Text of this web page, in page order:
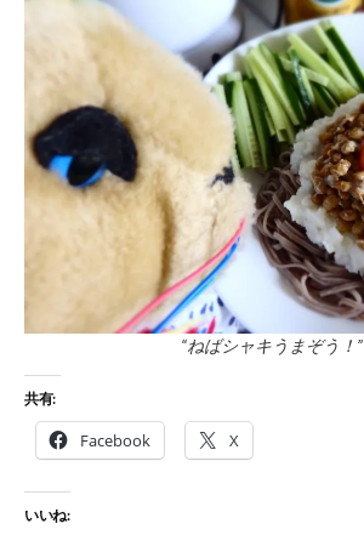
“ねばシャキうまぞう！”
共有:
Facebook X
いいね: